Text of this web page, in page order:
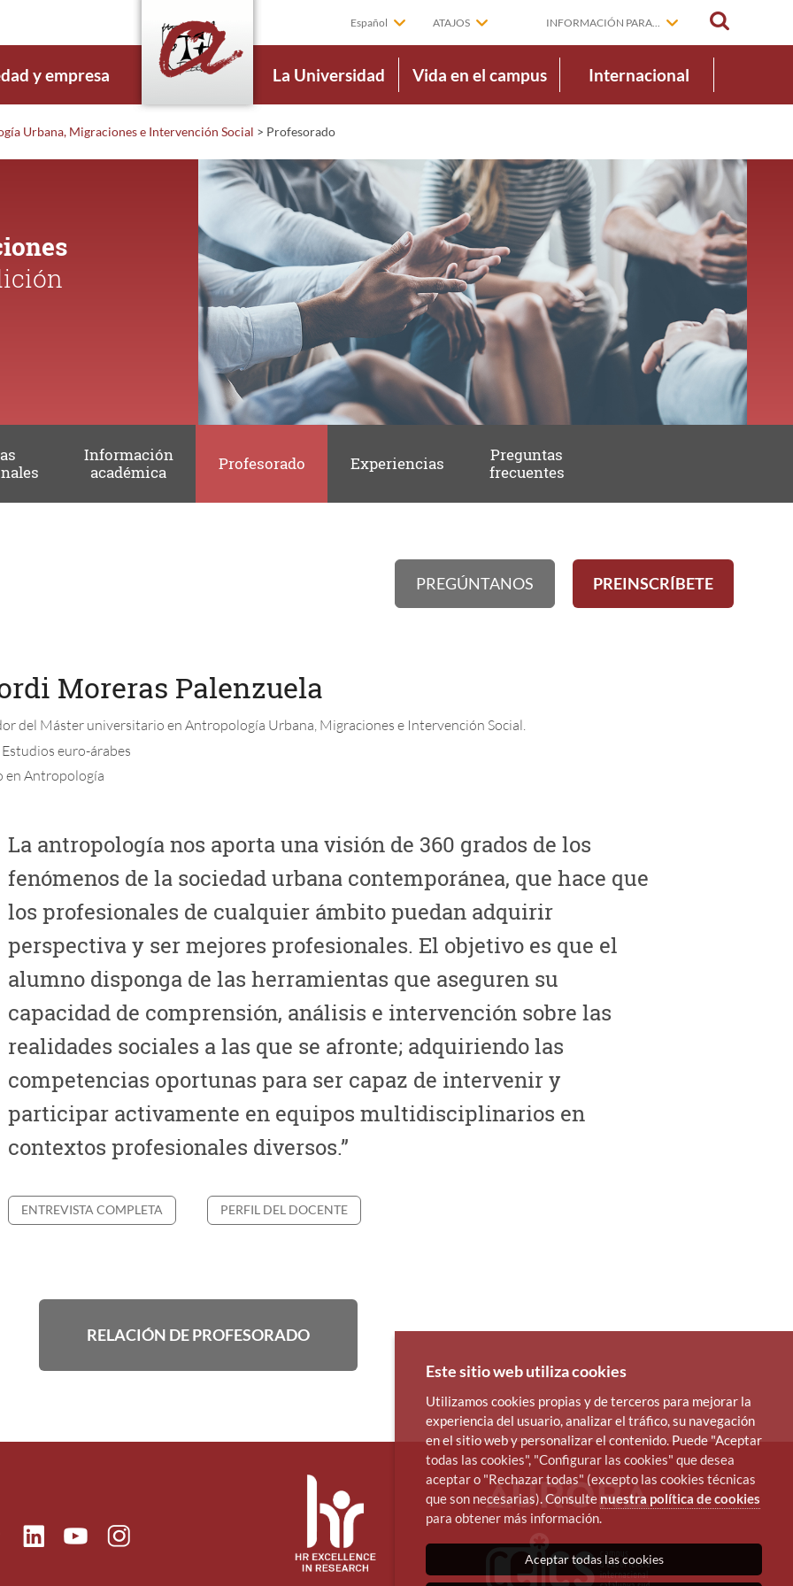
Español ATAJOS INFORMACIÓN PARA...
y empresa La Universidad Vida en el campus Internacional
Urbana, Migraciones e Intervención Social > Profesorado
Información
académica
Profesorado Experiencias
Preguntas
frecuentes
PREGÚNTANOS PREINSCRÍBETE
Moreras Palenzuela
del Máster universitario en Antropología Urbana, Migraciones e Intervención Social.
euro-árabes
en Antropología
La antropología nos aporta una visión de 360 grados de los
fenómenos de la sociedad urbana contemporánea, que hace que
los profesionales de cualquier ámbito puedan adquirir
perspectiva y ser mejores profesionales. El objetivo es que el
alumno disponga de las herramientas que aseguren su
capacidad de comprensión, análisis e intervención sobre las
realidades sociales a las que se afronte; adquiriendo las
competencias oportunas para ser capaz de intervenir y
participar activamente en equipos multidisciplinarios en
contextos profesionales diversos.”
ENTREVISTA COMPLETA PERFIL DEL DOCENTE
RELACIÓN DE PROFESORADO
LinkedinYoutubeInstagram
Este sitio web utiliza cookies
Utilizamos cookies propias y de terceros para mejorar la
experiencia del usuario, analizar el tráfico, su navegación
en el sitio web y personalizar el contenido. Puede "Aceptar
todas las cookies", "Configurar las cookies" que desea
aceptar o "Rechazar todas" (excepto las cookies técnicas
que son necesarias). Consulte nuestra política de cookies
para obtener más información.
Aceptar todas las cookies